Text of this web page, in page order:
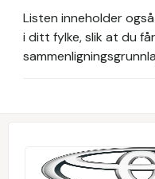
Listen inneholder
i ditt fylke, slik at du